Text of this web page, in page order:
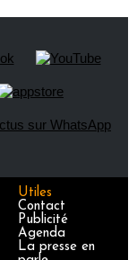
Utiles
Contact
Publicité
Agenda
La presse en